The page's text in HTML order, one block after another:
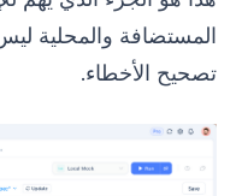
المستضافة والمحلية
تصحيح الأخطاء.